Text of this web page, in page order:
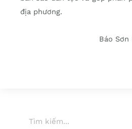
địa phương.
Báo Sơn